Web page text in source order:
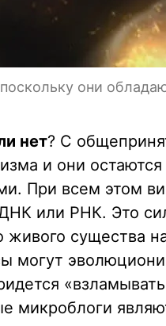
они
нет? С
и они
При всем этом
или РНК. Это
существа
могут
микроблоги